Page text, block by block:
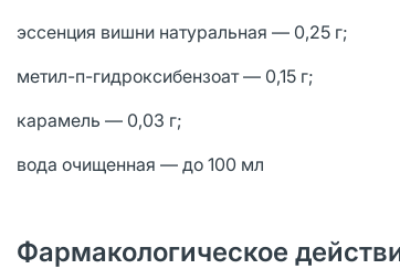
эссенция вишни натуральная — 0,25 г;
метил-п-гидроксибензоат — 0,15 г;
карамель — 0,03 г;
вода очищенная — до 100 мл
Фармакологическое